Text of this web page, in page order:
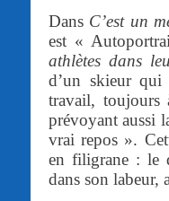
Dans C’est un
est «
athlètes dans
d’un skieur qui
travail, toujours
prévoyant aussi
vrai repos ».
en filigrane : le
dans son labeur,